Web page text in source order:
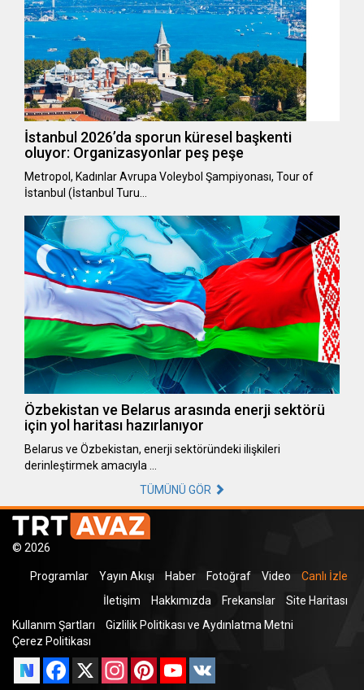
İstanbul 2026’da sporun küresel başkenti
oluyor: Organizasyonlar peş peşe
Metropol, Kadınlar Avrupa Voleybol Şampiyonası, Tour of
İstanbul (İstanbul Turu…
Özbekistan ve Belarus arasında enerji sektörü
için yol haritası hazırlanıyor
Belarus ve Özbekistan, enerji sektöründeki ilişkileri
derinleştirmek amacıyla …
TÜMÜNÜ GÖR
© 2026
Programlar Yayın Akışı Haber Fotoğraf Video
Canlı İzle
İletişim
Hakkımızda Frekanslar
Site Haritası
Kullanım Şartları
Gizlilik Politikası ve Aydınlatma Metni
Çerez Politikası
Facebook
X InstagramPinterestYouTube